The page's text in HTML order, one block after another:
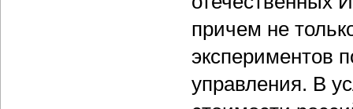
причем не
экспериментов
управления. В